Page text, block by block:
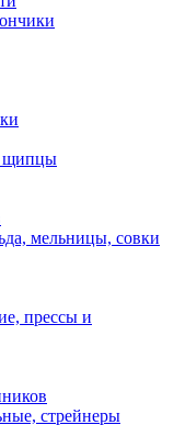
щипцы
мельницы, совки
прессы и
стрейнеры